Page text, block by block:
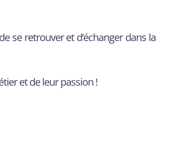
se retrouver et d’échanger dans la
et de leur passion !